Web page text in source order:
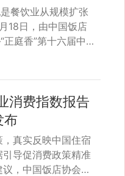
餐饮业从规模扩张
18日，由中国饭店
庭香”第十六届中
。本届大会以“质效
新诉求、品质新标
旨在推动火锅产业
地、融合多元创
及国际化加速布局
消费指数报告
布
真实反映中国住宿
导促消费政策精准
，中国饭店协会每